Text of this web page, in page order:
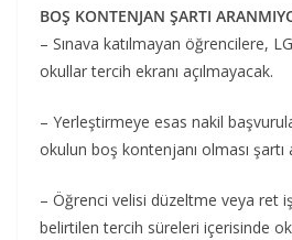
BOŞ KONTENJAN ŞARTI
– Sınava katılmayan öğrencilere,
okullar tercih ekranı açılmayacak.
– Yerleştirmeye esas nakil
okulun boş kontenjanı olması şartı
– Öğrenci velisi düzeltme veya ret
belirtilen tercih süreleri içerisinde